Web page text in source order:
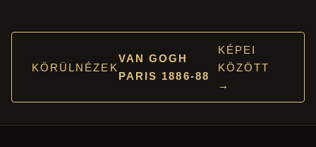
KÖRÜLNÉZEK
VAN GOGH
PARIS 1886-88
KÉPEI
KÖZÖTT
→